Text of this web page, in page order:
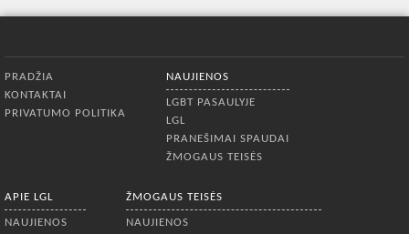
PRADŽIA
KONTAKTAI
PRIVATUMO POLITIKA
NAUJIENOS
LGBT PASAULYJE
LGL
PRANEŠIMAI SPAUDAI
ŽMOGAUS TEISĖS
APIE LGL
NAUJIENOS
ŽMOGAUS TEISĖS
NAUJIENOS